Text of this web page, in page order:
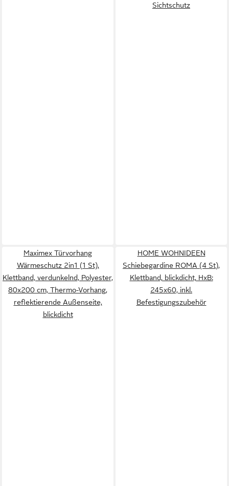
Sichtschutz
Maximex Türvorhang
Wärmeschutz 2in1 (1 St),
Klettband, verdunkelnd, Polyester,
80x200 cm, Thermo-Vorhang,
reflektierende Außenseite,
blickdicht
HOME WOHNIDEEN
Schiebegardine ROMA (4 St),
Klettband, blickdicht, HxB:
245x60, inkl.
Befestigungszubehör